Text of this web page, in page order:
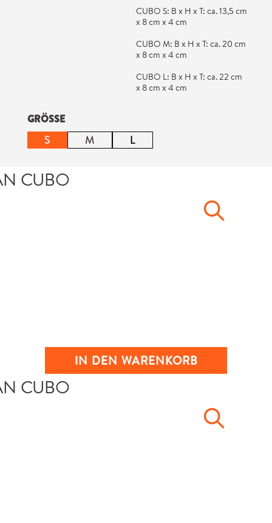
CUBO S: B x H x T: ca. 13,5 cm
x 8 cm x 4 cm
CUBO M: B x H x T: ca. 20 cm
x 8 cm x 4 cm
CUBO L: B x H x T: ca. 22 cm
x 8 cm x 4 cm
GRÖSSEauswählen
S M L(Diese Option ist zurzeit nicht
IN DEN WARENKORB